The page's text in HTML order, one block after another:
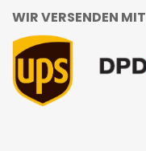
WIR VERSENDEN MIT